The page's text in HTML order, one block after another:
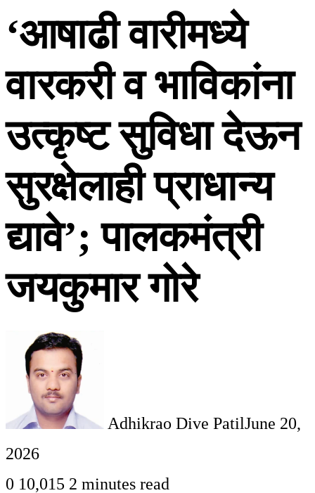
‘आषाढी वारीमध्ये
वारकरी व भाविकांना
उत्कृष्ट सुविधा देऊन
सुरक्षेलाही प्राधान्य
द्यावे’; पालकमंत्री
जयकुमार गोरे
Adhikrao Dive PatilJune 20,
2026
0 10,015 2 minutes read